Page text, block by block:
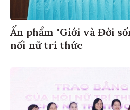
Ấn phẩm "Giới và Đời
nối nữ trí thức